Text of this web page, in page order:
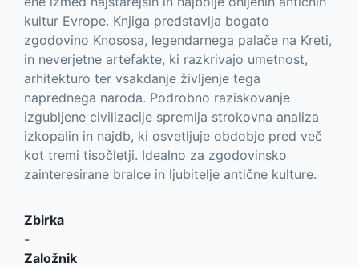
kultur Evrope. Knjiga predstavlja bogato
zgodovino Knososa, legendarnega palače na Kreti,
in neverjetne artefakte, ki razkrivajo umetnost,
arhitekturo ter vsakdanje življenje tega
naprednega naroda. Podrobno raziskovanje
izgubljene civilizacije spremlja strokovna analiza
izkopalin in najdb, ki osvetljuje obdobje pred več
kot tremi tisočletji. Idealno za zgodovinsko
zainteresirane bralce in ljubitelje antične kulture.
Zbirka
-
Založnik